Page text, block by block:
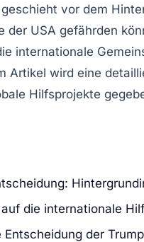
vor dem
der USA gefährden
internationale
Artikel wird eine
Hilfsprojekte
die internationale
Entscheidung der